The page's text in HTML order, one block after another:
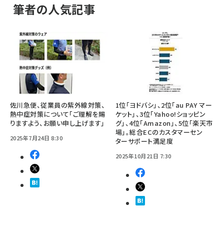
筆者の人気記事
佐川急便、従業員の紫外線対策、
熱中症対策について「ご理解を賜
りますよう、お願い申し上げます」
2025年7月24日 8:30
1位「ヨドバシ」、2位「au PAY マー
ケット」、3位「Yahoo!ショッピン
グ」、4位「Amazon」、5位「楽天市
場」。総合ECのカスタマーセン
ターサポート満足度
2025年10月21日 7:30